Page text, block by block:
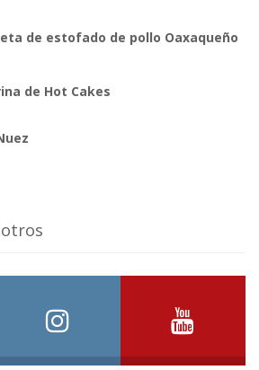
de estofado de pollo Oaxaqueño
de Hot Cakes